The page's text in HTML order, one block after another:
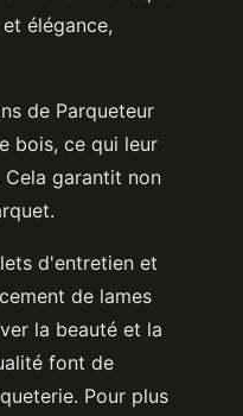
élégance,
de Parqueteur
bois, ce qui leur
garantit non
d'entretien et
de lames
la beauté et la
font de
Pour plus